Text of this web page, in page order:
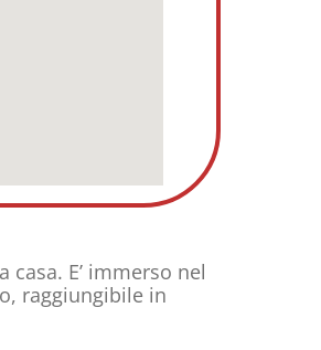
E’ immerso nel
raggiungibile in